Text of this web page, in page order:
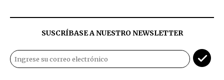
SUSCRÍBASE A NUESTRO NEWSLETTER